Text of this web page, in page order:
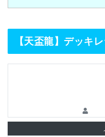
【天盃龍】デッキ